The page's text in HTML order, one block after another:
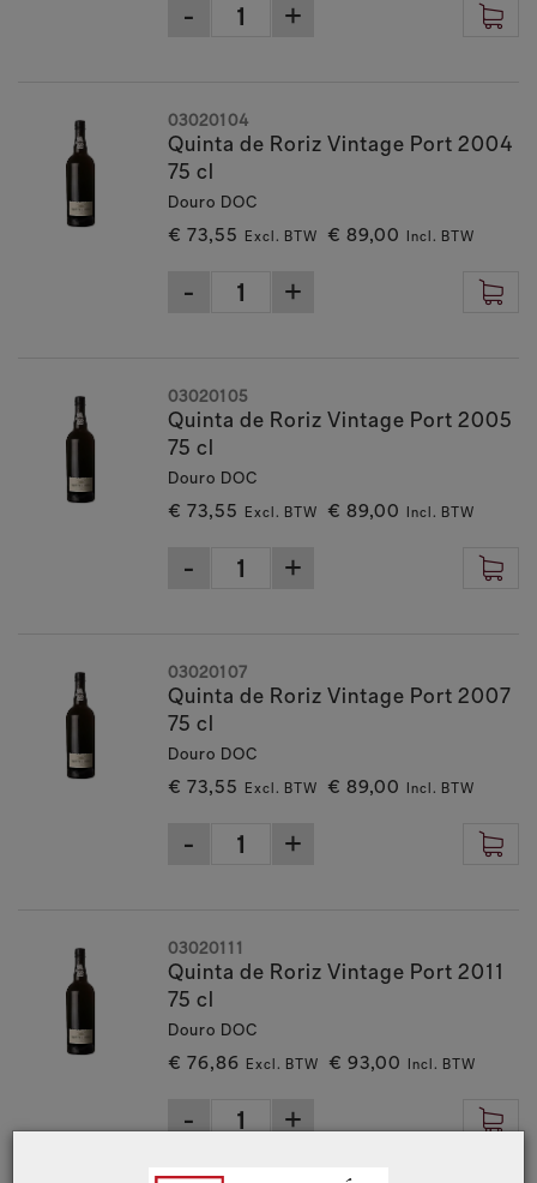
Quinta de Roriz Vintage Port 2004
75 cl
Douro DOC
€ 73,55 Excl. BTW € 89,00 Incl. BTW
03020104
Quinta de Roriz Vintage Port 2005
75 cl
Douro DOC
€ 73,55 Excl. BTW € 89,00 Incl. BTW
03020105
Quinta de Roriz Vintage Port 2007
75 cl
Douro DOC
€ 73,55 Excl. BTW € 89,00 Incl. BTW
03020107
Quinta de Roriz Vintage Port 2011
75 cl
Douro DOC
€ 76,86 Excl. BTW € 93,00 Incl. BTW
03020111